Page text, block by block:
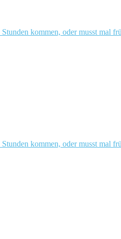
kommen, oder musst mal
kommen, oder musst mal